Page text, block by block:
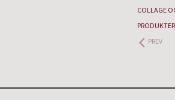
COLLAGE
PREV